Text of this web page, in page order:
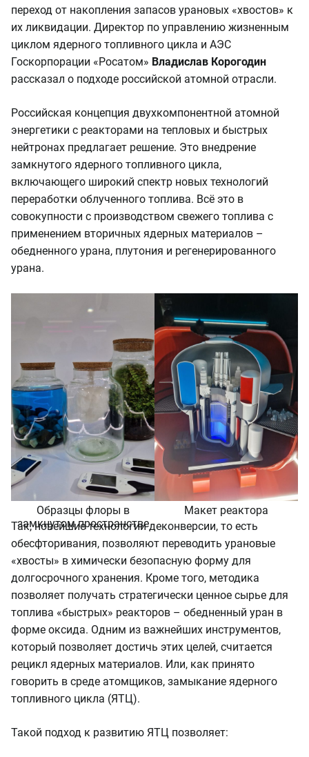
переход от накопления запасов урановых «хвостов» к
их ликвидации. Директор по управлению жизненным
циклом ядерного топливного цикла и АЭС
Госкорпорации «Росатом» Владислав Корогодин
рассказал о подходе российской атомной отрасли.
Российская концепция двухкомпонентной атомной
энергетики с реакторами на тепловых и быстрых
нейтронах предлагает решение. Это внедрение
замкнутого ядерного топливного цикла,
включающего широкий спектр новых технологий
переработки облученного топлива. Всё это в
совокупности с производством свежего топлива с
применением вторичных ядерных материалов –
обедненного урана, плутония и регенерированного
урана.
Образцы флоры в
замкнутом пространстве
Макет реактора
Так, новейшие технологии деконверсии, то есть
обесфторивания, позволяют переводить урановые
«хвосты» в химически безопасную форму для
долгосрочного хранения. Кроме того, методика
позволяет получать стратегически ценное сырье для
топлива «быстрых» реакторов – обедненный уран в
форме оксида. Одним из важнейших инструментов,
который позволяет достичь этих целей, считается
рецикл ядерных материалов. Или, как принято
говорить в среде атомщиков, замыкание ядерного
топливного цикла (ЯТЦ).
Такой подход к развитию ЯТЦ позволяет: